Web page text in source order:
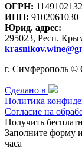
ОГРН:
ИНН: 9102061030
Юрид. адрес:
295023, Респ.
г. Симферополь ©
Сделано в
Политика
Согласие на
Получить
Заполните форму
часа